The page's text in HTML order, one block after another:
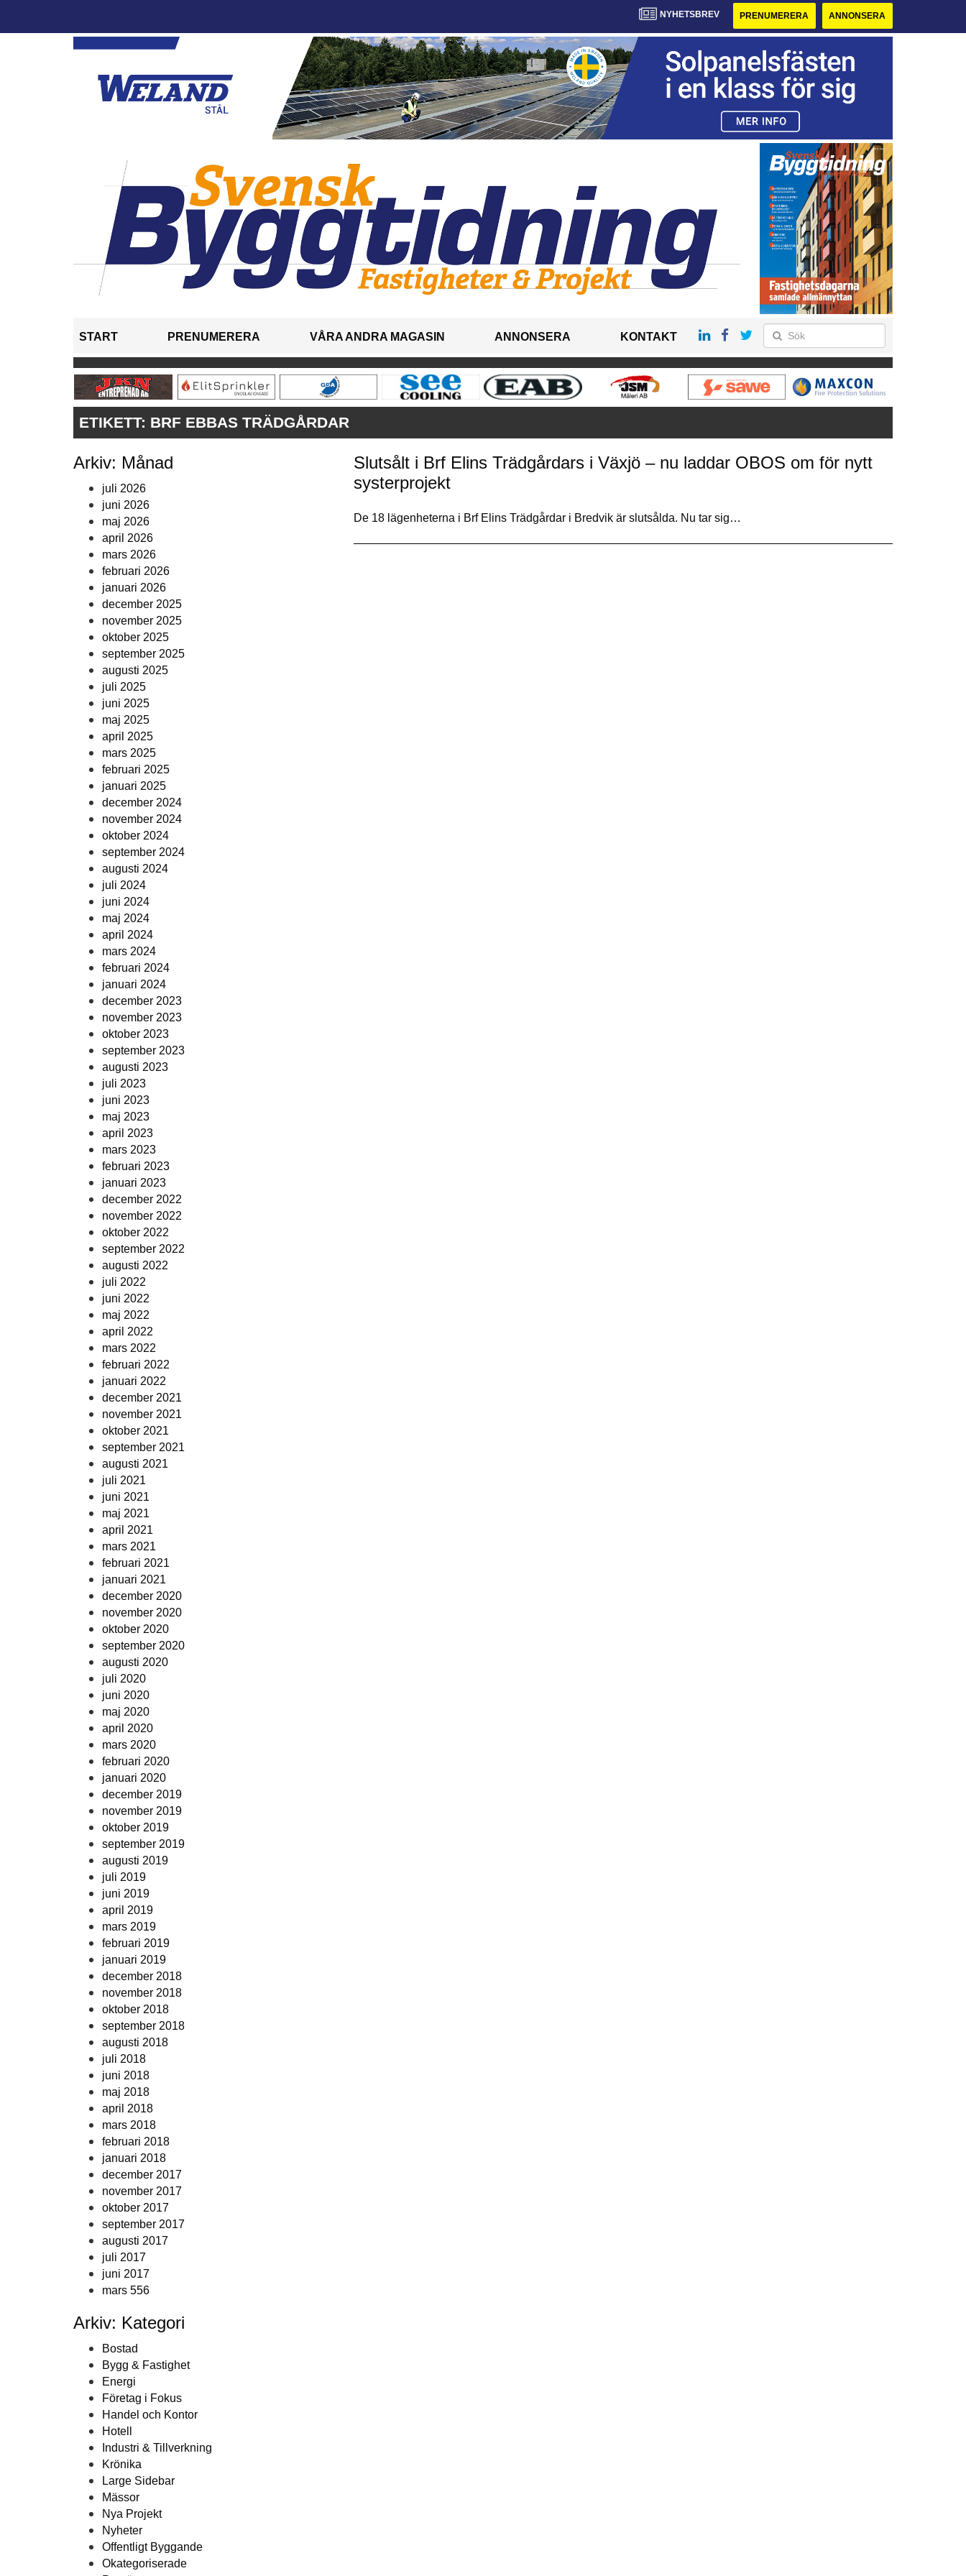
NYHETSBREV PRENUMERERA ANNONSERA
START PRENUMERERA VÅRA ANDRA MAGASIN ANNONSERA KONTAKT
ETIKETT: BRF EBBAS TRÄDGÅRDAR
Arkiv: Månad
juli 2026
juni 2026
maj 2026
april 2026
mars 2026
februari 2026
januari 2026
december 2025
november 2025
oktober 2025
september 2025
augusti 2025
juli 2025
juni 2025
maj 2025
april 2025
mars 2025
februari 2025
januari 2025
december 2024
november 2024
oktober 2024
september 2024
augusti 2024
juli 2024
juni 2024
maj 2024
april 2024
mars 2024
februari 2024
januari 2024
december 2023
november 2023
oktober 2023
september 2023
augusti 2023
juli 2023
juni 2023
maj 2023
april 2023
mars 2023
februari 2023
januari 2023
december 2022
november 2022
oktober 2022
september 2022
augusti 2022
juli 2022
juni 2022
maj 2022
april 2022
mars 2022
februari 2022
januari 2022
december 2021
november 2021
oktober 2021
september 2021
augusti 2021
juli 2021
juni 2021
maj 2021
april 2021
mars 2021
februari 2021
januari 2021
december 2020
november 2020
oktober 2020
september 2020
augusti 2020
juli 2020
juni 2020
maj 2020
april 2020
mars 2020
februari 2020
januari 2020
december 2019
november 2019
oktober 2019
september 2019
augusti 2019
juli 2019
juni 2019
april 2019
mars 2019
februari 2019
januari 2019
december 2018
november 2018
oktober 2018
september 2018
augusti 2018
juli 2018
juni 2018
maj 2018
april 2018
mars 2018
februari 2018
januari 2018
december 2017
november 2017
oktober 2017
september 2017
augusti 2017
juli 2017
juni 2017
mars 556
Arkiv: Kategori
Bostad
Bygg & Fastighet
Energi
Företag i Fokus
Handel och Kontor
Hotell
Industri & Tillverkning
Krönika
Large Sidebar
Mässor
Nya Projekt
Nyheter
Offentligt Byggande
Okategoriserade
Slutsålt i Brf Elins Trädgårdars i Växjö – nu laddar OBOS om för nytt
systerprojekt
De 18 lägenheterna i Brf Elins Trädgårdar i Bredvik är slutsålda. Nu tar sig…